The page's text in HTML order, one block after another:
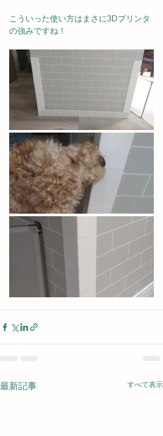
こういった使い方はまさに3Dプリンタ
の強みですね！
最新記事 すべて表示